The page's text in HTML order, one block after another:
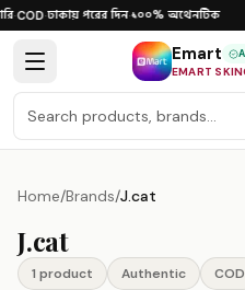
Skip to content
·COD·ঢাকায় পরের দিন·১০০% অথেনটিক
Emart
EMART
Home/Brands/J.cat
J.cat
1 product Authentic COD